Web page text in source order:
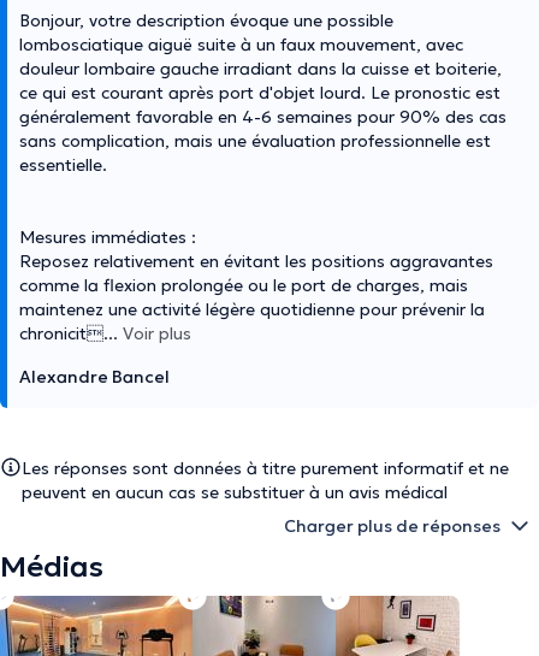
Bonjour, votre description évoque une possible
lombosciatique aiguë suite à un faux mouvement, avec
douleur lombaire gauche irradiant dans la cuisse et boiterie,
ce qui est courant après port d'objet lourd. Le pronostic est
généralement favorable en 4-6 semaines pour 90% des cas
sans complication, mais une évaluation professionnelle est
essentielle.
Mesures immédiates :
Reposez relativement en évitant les positions aggravantes
comme la flexion prolongée ou le port de charges, mais
maintenez une activité légère quotidienne pour prévenir la
chronicit... Voir plus
Alexandre Bancel
Les réponses sont données à titre purement informatif et ne
peuvent en aucun cas se substituer à un avis médical
Charger plus de réponses
Médias